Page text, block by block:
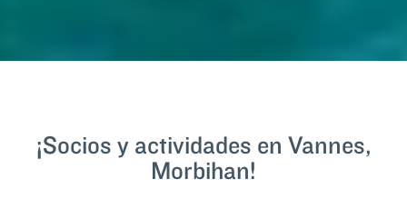
¡Socios y actividades en Vannes,
Morbihan!